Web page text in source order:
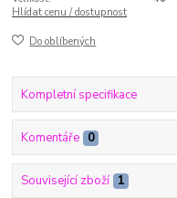
Hlídat cenu / dostupnost
Do oblíbených
Kompletní specifikace
Komentáře 0
Související zboží 1